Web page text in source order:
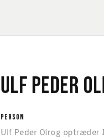
Ulf Peder
person
Ulf Peder Olrog optræder